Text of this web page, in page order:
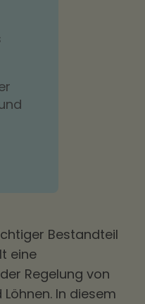
Bestandteil
eine
Regelung von
In diesem